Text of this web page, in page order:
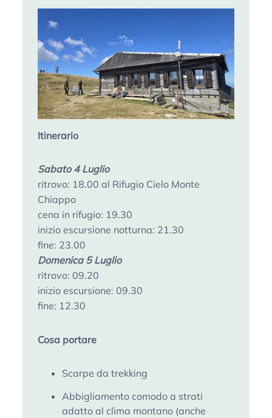
Itinerario
Sabato 4 Luglio
ritrovo: 18.00 al Rifugio Cielo Monte
Chiappo
cena in rifugio: 19.30
inizio escursione notturna: 21.30
fine: 23.00
Domenica 5 Luglio
ritrovo: 09.20
inizio escursione: 09.30
fine: 12.30
Cosa portare
Scarpe da trekking
Abbigliamento comodo a strati
adatto al clima montano (anche